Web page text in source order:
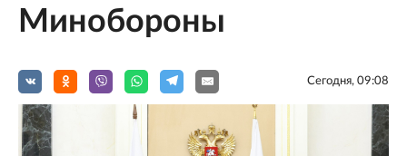
Минобороны
Сегодня, 09:08